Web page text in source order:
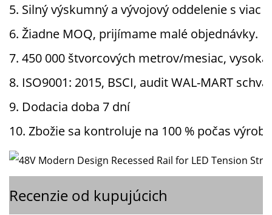
5. Silný výskumný a vývojový oddelenie s viac
6. Žiadne MOQ, prijímame malé objednávky.
7. 450 000 štvorcových metrov/mesiac,
8. ISO9001: 2015, BSCI, audit WAL-MART
9. Dodacia doba 7 dní
10. Zbožie sa kontroluje na 100 % počas
Recenzie od kupujúcich